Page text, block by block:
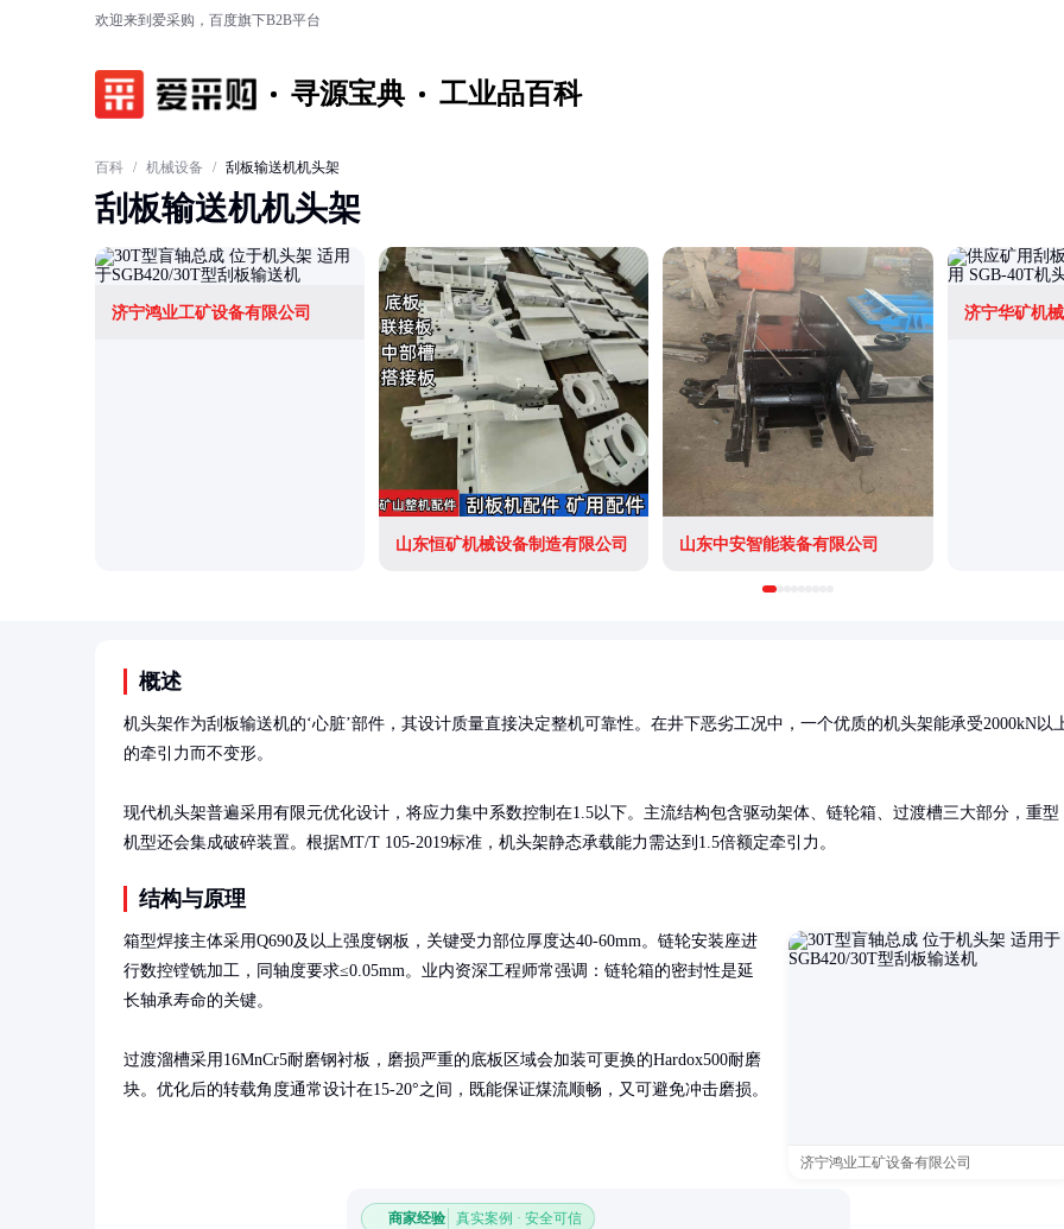
欢迎来到爱采购，百度旗下B2B平台
寻源宝典 工业品百科
百科 / 机械设备 / 刮板输送机机头架
刮板输送机机头架
济宁鸿业工矿设备有限公司
山东恒矿机械设备制造有限公司 山东中安智能装备有限公司
济宁华矿机
概述
机头架作为刮板输送机的‘心脏’部件，其设计质量直接决定整机可靠性。在井下恶劣工况中，一个优质的机头架能承受2000kN以
的牵引力而不变形。
现代机头架普遍采用有限元优化设计，将应力集中系数控制在1.5以下。主流结构包含驱动架体、链轮箱、过渡槽三大部分，重型
机型还会集成破碎装置。根据MT/T 105-2019标准，机头架静态承载能力需达到1.5倍额定牵引力。
结构与原理
济宁鸿业工矿设备有限公司
箱型焊接主体采用Q690及以上强度钢板，关键受力部位厚度达40-60mm。链轮安装座进
行数控镗铣加工，同轴度要求≤0.05mm。业内资深工程师常强调：链轮箱的密封性是延
长轴承寿命的关键。
过渡溜槽采用16MnCr5耐磨钢衬板，磨损严重的底板区域会加装可更换的Hardox500耐磨
块。优化后的转载角度通常设计在15-20°之间，既能保证煤流顺畅，又可避免冲击磨损。
商家经验 真实案例 · 安全可信